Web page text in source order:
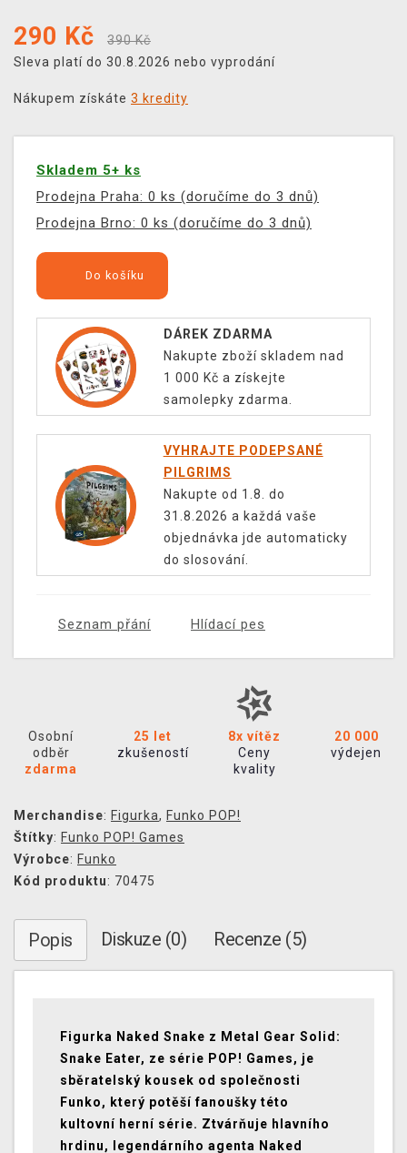
290 Kč
390 Kč
Sleva platí do 30.8.2026 nebo vyprodání
Nákupem získáte 3 kredity
Skladem 5+ ks
Prodejna Praha: 0 ks (doručíme do 3 dnů)
Prodejna Brno: 0 ks (doručíme do 3 dnů)
Do košíku
DÁREK ZDARMA
Nakupte zboží skladem nad
1 000 Kč a získejte
samolepky zdarma.
VYHRAJTE PODEPSANÉ
PILGRIMS
Nakupte od 1.8. do
31.8.2026 a každá vaše
objednávka jde automaticky
do slosování.
Seznam přání Hlídací pes
Osobní
odběr
zdarma
25 let
zkušeností
8x vítěz
Ceny
kvality
20 000
výdejen
Merchandise: Figurka, Funko POP!
Štítky: Funko POP! Games
Výrobce: Funko
Kód produktu: 70475
Popis Diskuze (0) Recenze (5)
Figurka Naked Snake z Metal Gear Solid:
Snake Eater, ze série POP! Games, je
sběratelský kousek od společnosti
Funko, který potěší fanoušky této
kultovní herní série. Ztvárňuje hlavního
hrdinu, legendárního agenta Naked